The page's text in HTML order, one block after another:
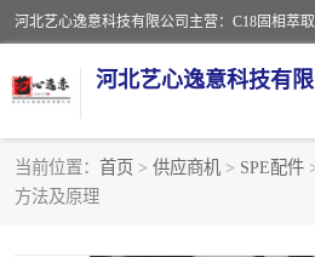
河北艺心逸意科技有
当前位置： 首页 > 供应商机 > SPE配件
方法及原理
固相萃取柱